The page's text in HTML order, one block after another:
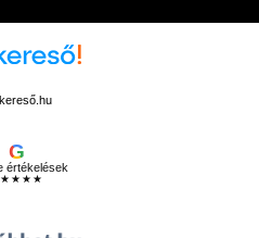
G
értékelések